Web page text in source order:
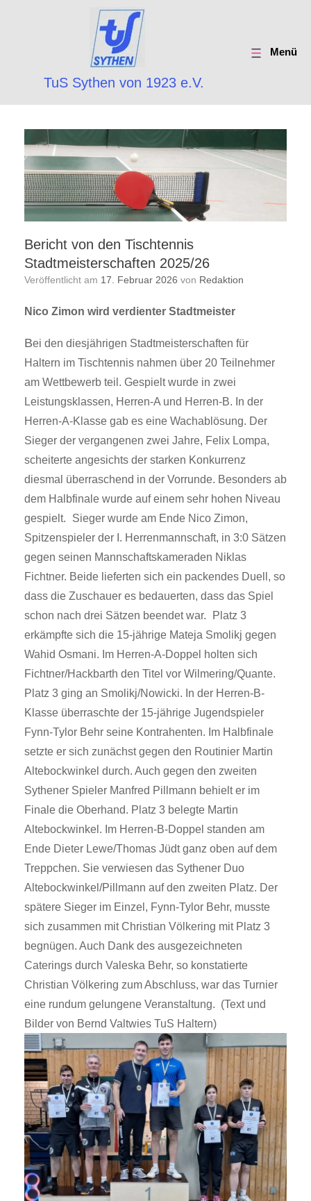
TuS Sythen von 1923 e.V.
Menü
Bericht von den Tischtennis
Stadtmeisterschaften 2025/26
Veröffentlicht am 17. Februar 2026 von Redaktion
Nico Zimon wird verdienter Stadtmeister
Bei den diesjährigen Stadtmeisterschaften für
Haltern im Tischtennis nahmen über 20 Teilnehmer
am Wettbewerb teil. Gespielt wurde in zwei
Leistungsklassen, Herren-A und Herren-B. In der
Herren-A-Klasse gab es eine Wachablösung. Der
Sieger der vergangenen zwei Jahre, Felix Lompa,
scheiterte angesichts der starken Konkurrenz
diesmal überraschend in der Vorrunde. Besonders ab
dem Halbfinale wurde auf einem sehr hohen Niveau
gespielt.
Sieger wurde am Ende Nico Zimon,
Spitzenspieler der I. Herrenmannschaft, in 3:0 Sätzen
gegen seinen Mannschaftskameraden Niklas
Fichtner. Beide lieferten sich ein packendes Duell, so
dass die Zuschauer es bedauerten, dass das Spiel
schon nach drei Sätzen beendet war.
Platz 3
erkämpfte sich die 15-jährige Mateja Smolikj gegen
Wahid Osmani. Im Herren-A-Doppel holten sich
Fichtner/Hackbarth den Titel vor Wilmering/Quante.
Platz 3 ging an Smolikj/Nowicki. In der Herren-B-
Klasse überraschte der 15-jährige Jugendspieler
Fynn-Tylor Behr seine Kontrahenten. Im Halbfinale
setzte er sich zunächst gegen den Routinier Martin
Altebockwinkel durch. Auch gegen den zweiten
Sythener Spieler Manfred Pillmann behielt er im
Finale die Oberhand. Platz 3 belegte Martin
Altebockwinkel. Im Herren-B-Doppel standen am
Ende Dieter Lewe/Thomas Jüdt ganz oben auf dem
Treppchen. Sie verwiesen das Sythener Duo
Altebockwinkel/Pillmann auf den zweiten Platz. Der
spätere Sieger im Einzel, Fynn-Tylor Behr, musste
sich zusammen mit Christian Völkering mit Platz 3
begnügen. Auch Dank des ausgezeichneten
Caterings durch Valeska Behr, so konstatierte
Christian Völkering zum Abschluss, war das Turnier
eine rundum gelungene Veranstaltung. (Text und
Bilder von Bernd Valtwies TuS Haltern)